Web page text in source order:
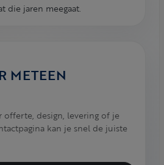
die jaren meegaat.
METEEN
offerte, design, levering of je
kan je snel de juiste